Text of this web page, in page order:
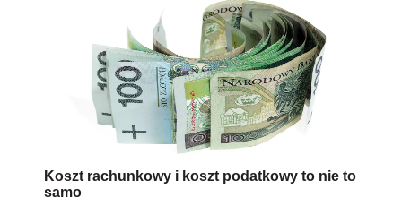
Koszt rachunkowy i koszt podatkowy to nie to
samo